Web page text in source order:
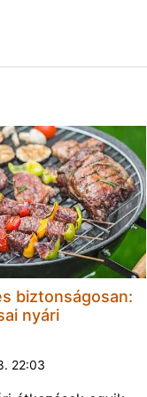
biztonságosan:
nyári
22:03